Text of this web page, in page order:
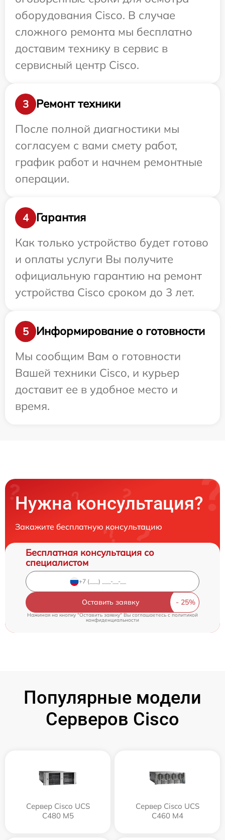
оборудования Cisco. В случае
сложного ремонта мы бесплатно
доставим технику в сервис в
сервисный центр Cisco.
3
Ремонт техники
После полной диагностики мы
согласуем с вами смету работ,
график работ и начнем ремонтные
операции.
4
Гарантия
Как только устройство будет готово
и оплаты услуги Вы получите
официальную гарантию на ремонт
устройства Cisco сроком до 3 лет.
5
Информирование о готовности
Мы сообщим Вам о готовности
Вашей техники Cisco, и курьер
доставит ее в удобное место и
время.
Нужна консультация?
Закажите бесплатную консультацию
Бесплатная консультация со
специалистом
Оставить заявку
Нажимая на кнопку "Оставить заявку" Вы соглашаетесь cполитикой
конфиденциальности
Популярные модели
Серверов Cisco
Сервер Cisco UCS
C480 M5
Сервер Cisco UCS
C460 M4